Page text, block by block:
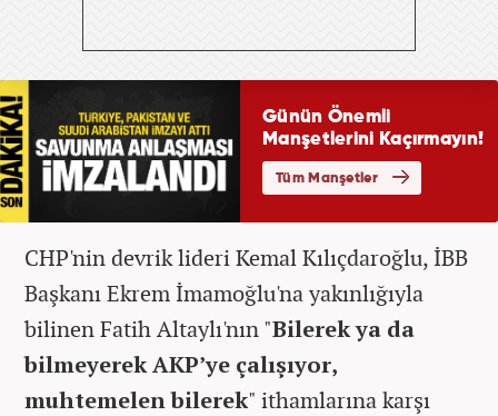
CHP'nin devrik lideri Kemal Kılıçdaroğlu, İBB
Başkanı Ekrem İmamoğlu'na yakınlığıyla
bilinen Fatih Altaylı'nın "Bilerek ya da
bilmeyerek AKP’ye çalışıyor,
muhtemelen bilerek" ithamlarına karşı